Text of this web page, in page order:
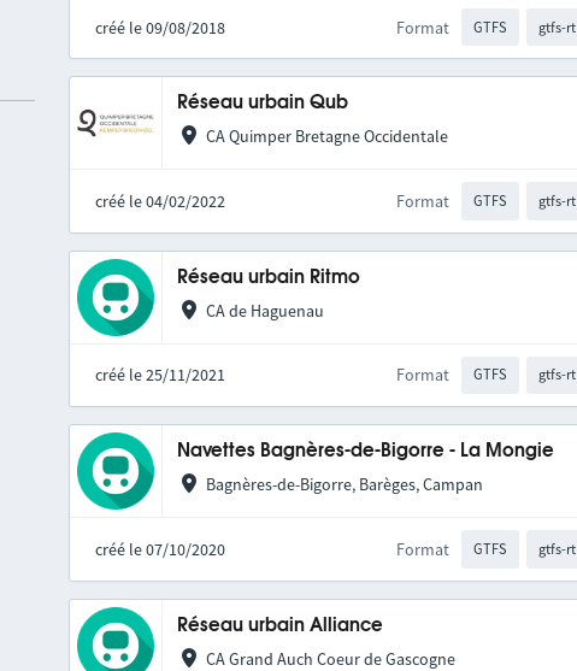
créé le 09/08/2018 Format GTFS gtfs-rt
Réseau urbain Qub
CA Quimper Bretagne Occidentale
créé le 04/02/2022 Format GTFS gtfs-rt
Réseau urbain Ritmo
CA de Haguenau
créé le 25/11/2021 Format GTFS gtfs-rt
Navettes Bagnères-de-Bigorre - La Mongie
Bagnères-de-Bigorre, Barèges, Campan
créé le 07/10/2020 Format GTFS gtfs-rt
Réseau urbain Alliance
CA Grand Auch Coeur de Gascogne